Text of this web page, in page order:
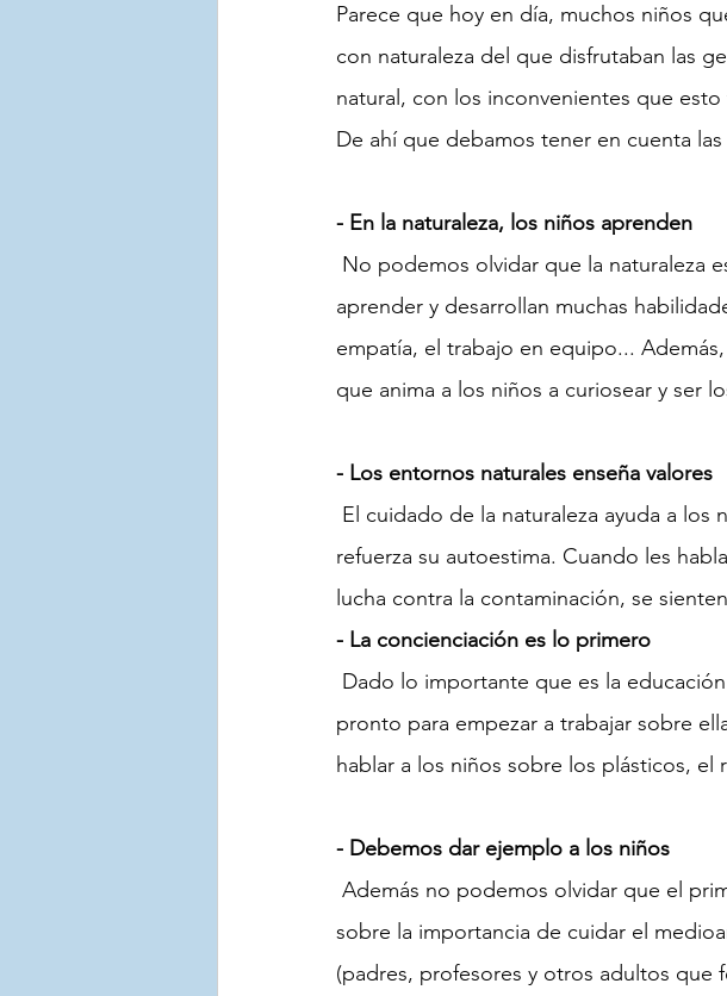
Parece que hoy en día, muchos niños
con naturaleza del que disfrutaban las
natural, con los inconvenientes que esto
De ahí que debamos tener en cuenta las
- En la naturaleza, los niños aprenden
No podemos olvidar que la naturaleza
aprender y desarrollan muchas
empatía, el trabajo en equipo...
que anima a los niños a curiosear y ser
- Los entornos naturales enseña valores
El cuidado de la naturaleza ayuda a los
refuerza su autoestima. Cuando les
lucha contra la contaminación, se
- La concienciación es lo primero
pronto para empezar a trabajar sobre
hablar a los niños sobre los plásticos, el
- Debemos dar ejemplo a los niños
sobre la importancia de cuidar el
(padres, profesores y otros adultos que